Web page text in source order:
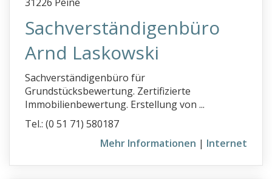
Sachverständigenbüro
Arnd Laskowski
Sachverständigenbüro für
Grundstücksbewertung. Zertifizierte
Immobilienbewertung. Erstellung von ...
Tel.: (0 51 71) 580187
Mehr Informationen | Internet